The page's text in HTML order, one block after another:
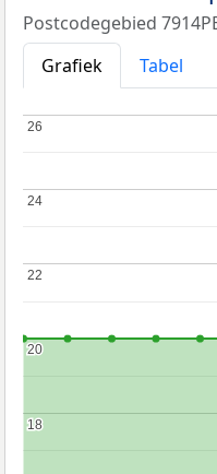
Postcodegebied
Grafiek
Tabel
18
18
20
20
22
22
24
24
26
26